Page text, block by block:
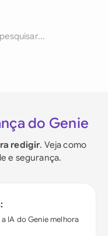
do Genie
redigir. Veja como
e segurança.
a IA do Genie melhora